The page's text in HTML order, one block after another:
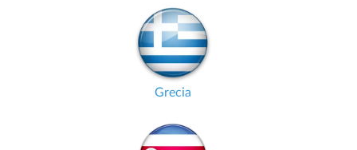
Grecia